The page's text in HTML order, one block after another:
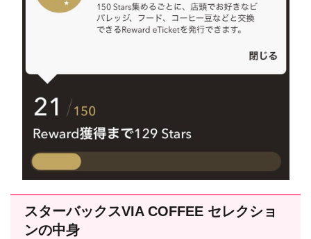
スターバックスVIA COFFEE セレクショ
ンの中身